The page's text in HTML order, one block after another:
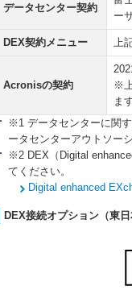
データセンター契約
ー
DEX契約メニュー 上
Acronisの契約
※
ま
※1 データセンターに関
ータセンターアウトソー
※2 DEX（Digital
てください。
Digital enhanced
DEX接続オプション（東